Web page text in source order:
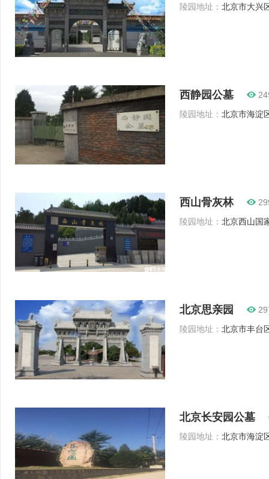
陵园地址： 北京市大兴
西静园公墓
陵园地址： 北京市海淀
西山骨灰林
陵园地址： 北京西山国
北京思亲园
陵园地址： 北京市丰台
北京长安园公墓
陵园地址： 北京市海淀